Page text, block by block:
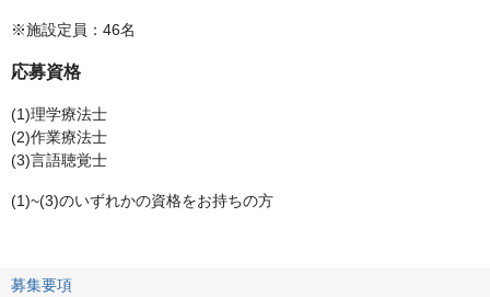
※施設定員：46名
応募資格
(1)理学療法士
(2)作業療法士
(3)言語聴覚士
(1)~(3)のいずれかの資格をお持ちの方
募集要項